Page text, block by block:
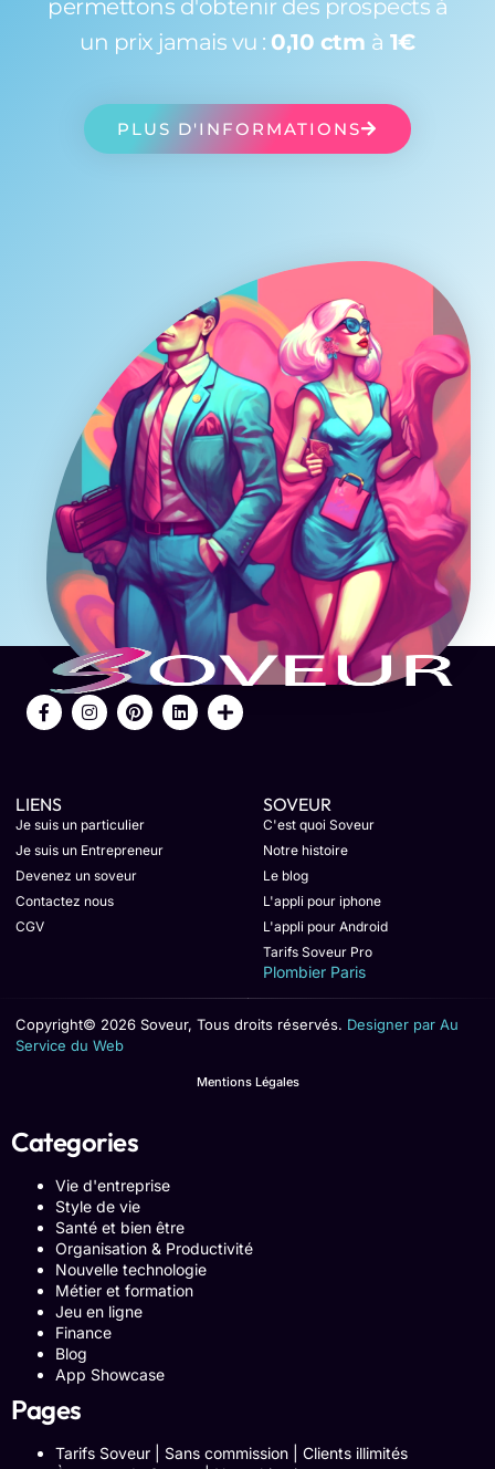
permettons d'obtenir des prospects à
un prix jamais vu : 0,10 ctm à 1€
PLUS D'INFORMATIONS
LIENS
Je suis un particulier
Je suis un Entrepreneur
Devenez un soveur
Contactez nous
CGV
SOVEUR
C'est quoi Soveur
Notre histoire
Le blog
L'appli pour iphone
L'appli pour Android
Tarifs Soveur Pro
Plombier Paris
Copyright© 2026 Soveur, Tous droits réservés. Designer par Au
Service du Web
Mentions Légales
Categories
Vie d'entreprise
Style de vie
Santé et bien être
Organisation & Productivité
Nouvelle technologie
Métier et formation
Jeu en ligne
Finance
Blog
App Showcase
Pages
Tarifs Soveur | Sans commission | Clients illimités